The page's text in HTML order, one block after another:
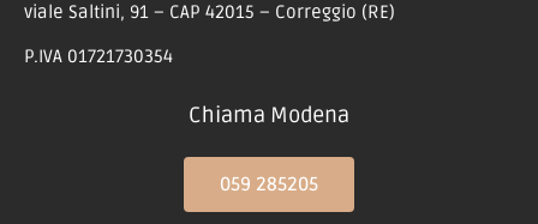
viale Saltini, 91 – CAP 42015 – Correggio (RE)
P.IVA 01721730354
Chiama Modena
059 285205